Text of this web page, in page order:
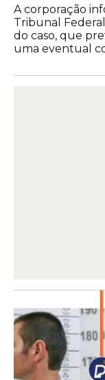
A corporação
Tribunal
do caso, que
uma eventual